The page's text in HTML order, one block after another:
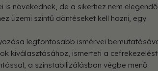
növekednek, de a sikerhez nem
üzemi szintű döntéseket kell hozni, egy
legfontosabb ismérvei
kiválasztásához, ismerteti a
a színstabilizálásban végbe menő